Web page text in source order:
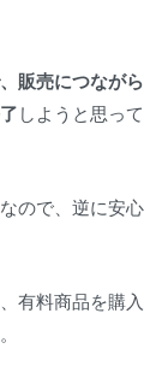
販売につながら
しようと思って
ので、逆に安心
有料商品を購入